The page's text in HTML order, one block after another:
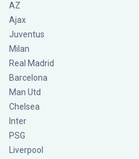
AZ
Ajax
Juventus
Milan
Real Madrid
Barcelona
Man Utd
Chelsea
Inter
PSG
Liverpool